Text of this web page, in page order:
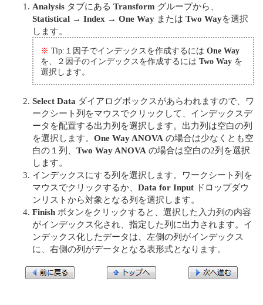
Analysis タブにある Transform グループから、
Statistical → Index → One Way または Two Wayを選択
します。
※ Tip:１因子でインデックスを作成するには One Way
を、２因子のインデックスを作成するには Two Way を
選択します。
Select Data ダイアログボックスがあらわれますので、ワ
ークシート列をマウスでクリックして、インデックスデ
ータを配置する出力列を選択します。出力列は空白の列
を選択します。 One Way ANOVA の場合は少なくとも空
白の１列、 Two Way ANOVA の場合は空白の2列を選択
します。
インデックスにする列を選択します。ワークシート列を
マウスでクリックするか、 Data for Input ドロップダウ
ンリストから対象となる列を選択します。
Finish ボタンをクリックすると、選択した入力列の内容
がインデックス化され、指定した列に出力されます。イ
ンデックス化したデータは、左側の列がインデックス
に、右側の列がデータとなる表形式となります。